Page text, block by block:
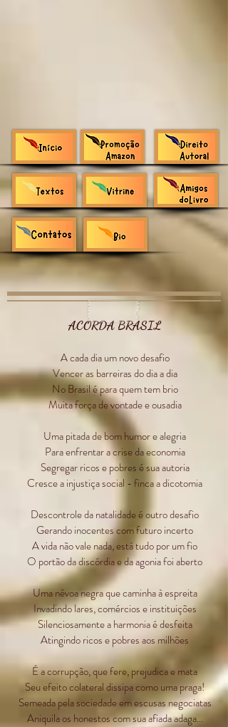
ACORDA BRASIL
A cada dia um novo desafio
Vencer as barreiras do dia a dia
No Brasil é para quem tem brio
Muita força de vontade e ousadia
Uma pitada de bom humor e alegria
Para enfrentar a crise da economia
Segregar ricos e pobres é sua autoria
Cresce a injustiça social - finca a dicotomia
Descontrole da natalidade é outro desafio
Gerando inocentes com futuro incerto
A vida não vale nada, está tudo por um fio
O portão da discórdia e da agonia foi aberto
Uma névoa negra que caminha à espreita
Invadindo lares, comércios e instituições
Silenciosamente a harmonia é desfeita
Atingindo ricos e pobres aos milhões
É a corrupção, que fere, prejudica e mata
Seu efeito colateral dissipa como uma praga!
Semeada pela sociedade em escusas negociatas
Aniquila os honestos com sua afiada adaga...